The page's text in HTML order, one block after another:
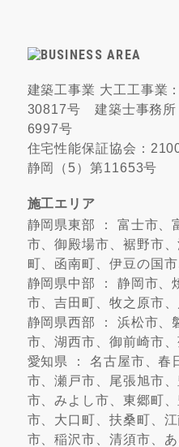
建築工事業 大工工事業
30817号 建築士事務所
6997号
住宅性能保証協会：
静岡（5）第11653号
施工エリア
静岡県東部 ： 富士市、
市、御殿場市、裾野市
町、函南町、伊豆の国
静岡県中部 ： 静岡市、
市、吉田町、牧之原市
静岡県西部 ： 浜松市、
市、湖西市、御前崎市
愛知県 ： 名古屋市、春
市、瀬戸市、尾張旭市
市、みよし市、東郷町
市、大口町、扶桑町、
市、稲沢市、清須市、